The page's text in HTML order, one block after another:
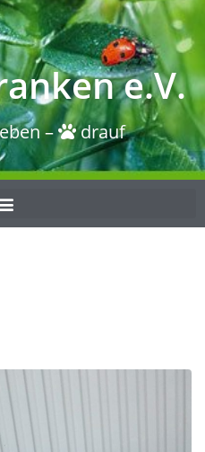
e.V.
– drauf